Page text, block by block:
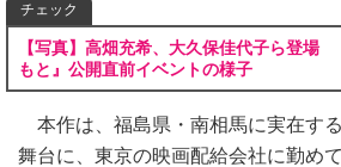
チェック
【写真】高畑充希、大久保佳代子ら登場
もと』公開直前イベントの様子
本作は、福島県・南相馬に実在す
舞台に、東京の映画配給会社に勤め